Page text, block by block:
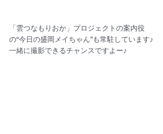
「雲つなもりおか」プロジェクトの案内役
の“今日の盛岡メイちゃん”も常駐しています♪
一緒に撮影できるチャンスですよー♪